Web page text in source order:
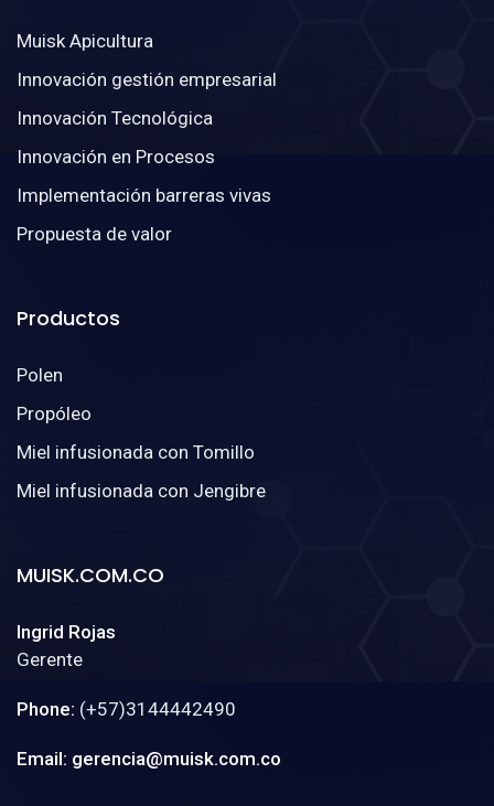
Muisk Apicultura
Innovación gestión empresarial
Innovación Tecnológica
Innovación en Procesos
Implementación barreras vivas
Propuesta de valor
Productos
Polen
Propóleo
Miel infusionada con Tomillo
Miel infusionada con Jengibre
MUISK.COM.CO
Ingrid Rojas
Gerente
Phone: (+57)3144442490
Email: gerencia@muisk.com.co